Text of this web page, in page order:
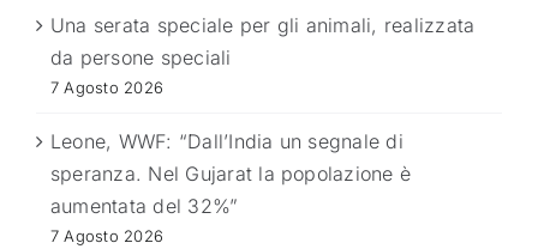
Una serata speciale per gli animali, realizzata
da persone speciali
7 Agosto 2026
Leone, WWF: “Dall’India un segnale di
speranza. Nel Gujarat la popolazione è
aumentata del 32%”
7 Agosto 2026